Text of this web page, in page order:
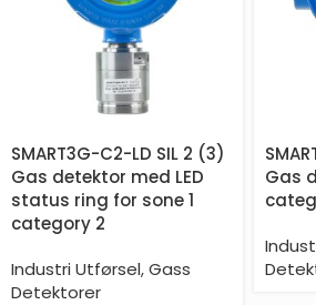
SMART3G-C2-LD SIL 2 (3)
Gas detektor med LED
status ring for sone 1
category 2
Industri Utførsel,Gass
Detektorer
Gas